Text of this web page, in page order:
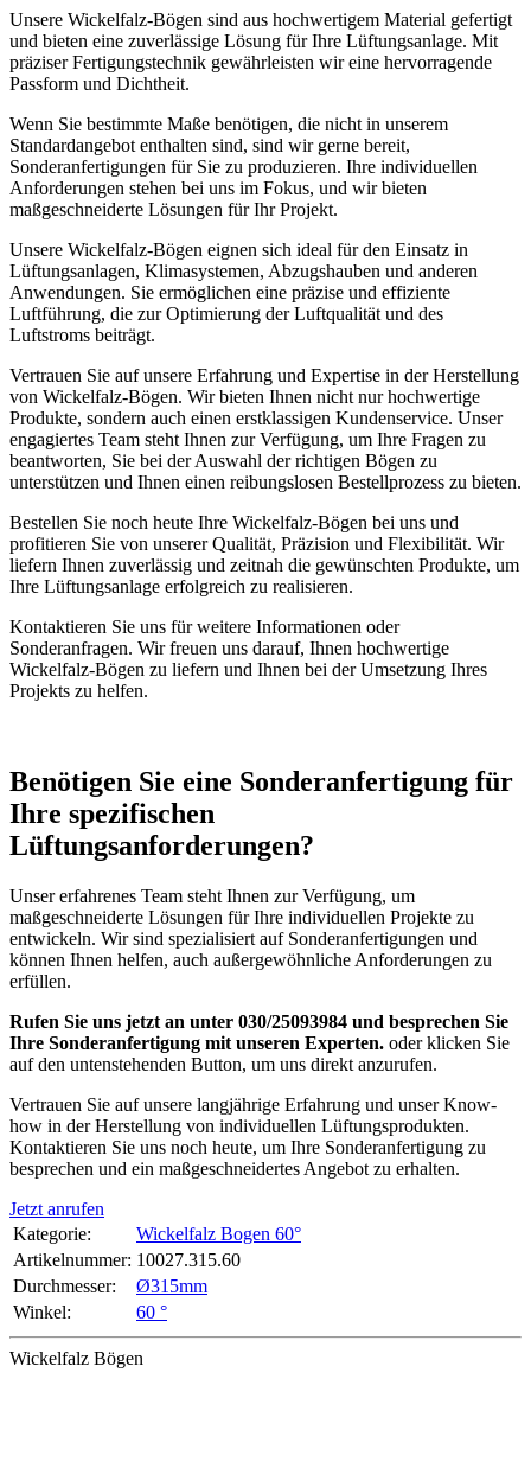
Unsere Wickelfalz-Bögen sind aus hochwertigem Material gefertigt
und bieten eine zuverlässige Lösung für Ihre Lüftungsanlage. Mit
präziser Fertigungstechnik gewährleisten wir eine hervorragende
Passform und Dichtheit.
Wenn Sie bestimmte Maße benötigen, die nicht in unserem
Standardangebot enthalten sind, sind wir gerne bereit,
Sonderanfertigungen für Sie zu produzieren. Ihre individuellen
Anforderungen stehen bei uns im Fokus, und wir bieten
maßgeschneiderte Lösungen für Ihr Projekt.
Unsere Wickelfalz-Bögen eignen sich ideal für den Einsatz in
Lüftungsanlagen, Klimasystemen, Abzugshauben und anderen
Anwendungen. Sie ermöglichen eine präzise und effiziente
Luftführung, die zur Optimierung der Luftqualität und des
Luftstroms beiträgt.
Vertrauen Sie auf unsere Erfahrung und Expertise in der Herstellung
von Wickelfalz-Bögen. Wir bieten Ihnen nicht nur hochwertige
Produkte, sondern auch einen erstklassigen Kundenservice. Unser
engagiertes Team steht Ihnen zur Verfügung, um Ihre Fragen zu
beantworten, Sie bei der Auswahl der richtigen Bögen zu
unterstützen und Ihnen einen reibungslosen Bestellprozess zu bieten.
Bestellen Sie noch heute Ihre Wickelfalz-Bögen bei uns und
profitieren Sie von unserer Qualität, Präzision und Flexibilität. Wir
liefern Ihnen zuverlässig und zeitnah die gewünschten Produkte, um
Ihre Lüftungsanlage erfolgreich zu realisieren.
Kontaktieren Sie uns für weitere Informationen oder
Sonderanfragen. Wir freuen uns darauf, Ihnen hochwertige
Wickelfalz-Bögen zu liefern und Ihnen bei der Umsetzung Ihres
Projekts zu helfen.
Benötigen Sie eine Sonderanfertigung für
Ihre spezifischen
Lüftungsanforderungen?
Unser erfahrenes Team steht Ihnen zur Verfügung, um
maßgeschneiderte Lösungen für Ihre individuellen Projekte zu
entwickeln. Wir sind spezialisiert auf Sonderanfertigungen und
können Ihnen helfen, auch außergewöhnliche Anforderungen zu
erfüllen.
Rufen Sie uns jetzt an unter 030/25093984 und besprechen Sie
Ihre Sonderanfertigung mit unseren Experten. oder klicken Sie
auf den untenstehenden Button, um uns direkt anzurufen.
Vertrauen Sie auf unsere langjährige Erfahrung und unser Know-
how in der Herstellung von individuellen Lüftungsprodukten.
Kontaktieren Sie uns noch heute, um Ihre Sonderanfertigung zu
besprechen und ein maßgeschneidertes Angebot zu erhalten.
Jetzt anrufen
Kategorie:
Wickelfalz Bogen 60°
Artikelnummer: 10027.315.60
Durchmesser‍:
Ø315mm
Winkel‍:
60 °
Wickelfalz Bögen